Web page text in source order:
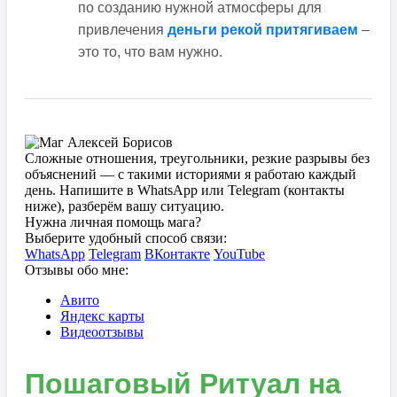
по созданию нужной атмосферы для
привлечения деньги рекой притягиваем –
это то, что вам нужно.
Сложные отношения, треугольники, резкие разрывы без
объяснений — с такими историями я работаю каждый
день. Напишите в WhatsApp или Telegram (контакты
ниже), разберём вашу ситуацию.
Нужна личная помощь мага?
Выберите удобный способ связи:
WhatsApp Telegram ВКонтакте YouTube
Отзывы обо мне:
Авито
Яндекс карты
Видеоотзывы
Пошаговый Ритуал на